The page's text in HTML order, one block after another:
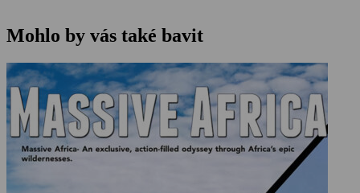
Mohlo by vás také bavit